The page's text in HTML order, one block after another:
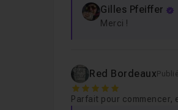
Leçon 7
Gilles Pfeiffer
Merci !
Red Bordeaux
5
Parfait pour commencer,